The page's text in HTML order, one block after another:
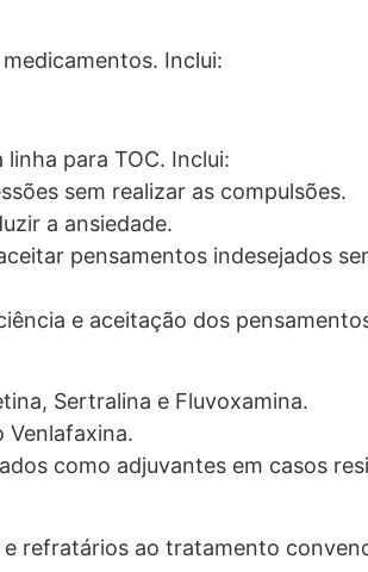
Inclui:
para TOC. Inclui:
sem realizar as compulsões.
a ansiedade.
pensamentos indesejados
e aceitação dos
Sertralina e Fluvoxamina.
Venlafaxina.
como adjuvantes em casos
refratários ao tratamento